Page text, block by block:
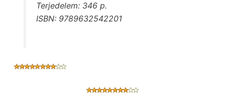
Terjedelem: 346 p.
ISBN: 9789632542201